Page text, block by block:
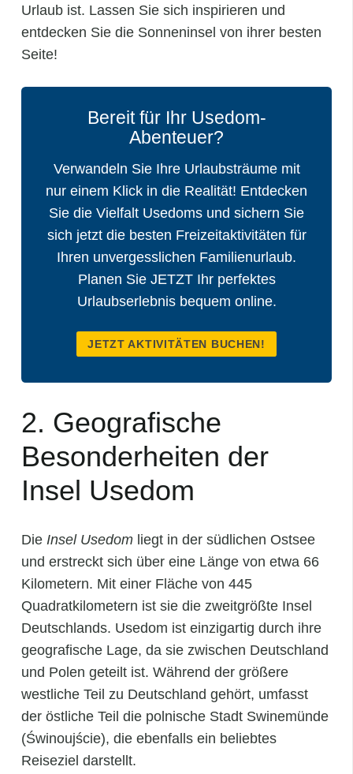
Urlaub ist. Lassen Sie sich inspirieren und
entdecken Sie die Sonneninsel von ihrer besten
Seite!
Bereit für Ihr Usedom-
Abenteuer?
Verwandeln Sie Ihre Urlaubsträume mit
nur einem Klick in die Realität! Entdecken
Sie die Vielfalt Usedoms und sichern Sie
sich jetzt die besten Freizeitaktivitäten für
Ihren unvergesslichen Familienurlaub.
Planen Sie JETZT Ihr perfektes
Urlaubserlebnis bequem online.
JETZT AKTIVITÄTEN BUCHEN!
2. Geografische
Besonderheiten der
Insel Usedom
Die Insel Usedom liegt in der südlichen Ostsee
und erstreckt sich über eine Länge von etwa 66
Kilometern. Mit einer Fläche von 445
Quadratkilometern ist sie die zweitgrößte Insel
Deutschlands. Usedom ist einzigartig durch ihre
geografische Lage, da sie zwischen Deutschland
und Polen geteilt ist. Während der größere
westliche Teil zu Deutschland gehört, umfasst
der östliche Teil die polnische Stadt Swinemünde
(Świnoujście), die ebenfalls ein beliebtes
Reiseziel darstellt.